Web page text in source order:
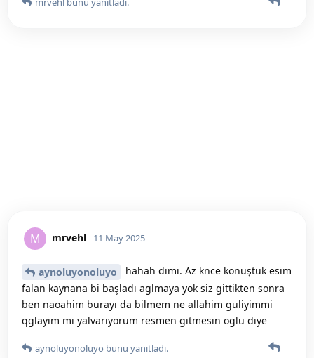
M mrvehl 11 May 2025
aynoluyonoluyo
hahah dimi. Az knce konuştuk esim
falan kaynana bi başladı aglmaya yok siz gittikten sonra
ben naoahim burayı da bilmem ne allahim guliyimmi
qglayim mi yalvarıyorum resmen gitmesin oglu diye
aynoluyonoluyo bunu yanıtladı.